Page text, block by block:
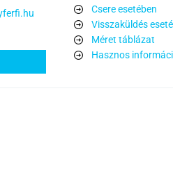
Csere esetében
Visszaküldés
Méret táblázat
Hasznos